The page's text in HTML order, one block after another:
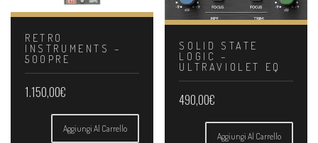
RETRO
INSTRUMENTS –
500PRE
1.150,00€
Aggiungi Al Carrello
SOLID STATE
LOGIC –
ULTRAVIOLET EQ
490,00€
Aggiungi Al Carrello